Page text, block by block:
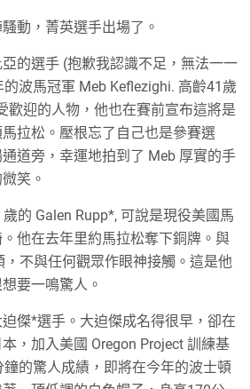
動，菁英選手出場了。
的選手 (抱歉我認識不足，無法一一
波馬冠軍 Meb Keflezighi. 高齡41歲
歡迎的人物，他也在賽前宣布這將是
拉松。壓根忘了自己也是參賽選
道旁，幸運地拍到了 Meb 厚實的手
笑。
的 Galen Rupp*, 可說是現役美國馬
他在去年里約馬拉松奪下銅牌。與
，不與任何觀眾作眼神接觸。這是他
要一鳴驚人。
傑*選手。大迫傑成名得很早，卻在
，加入美國 Oregon Project 訓練基
的驚人成績，即將在今年的波士頓